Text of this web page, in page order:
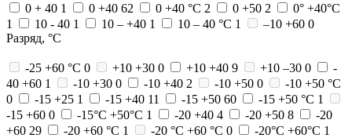
0 + 40 1 0 +40 62 0 +40 °С 2 0 +50 2
0° +40°С
1
10 - 40 1 10 – +40 1 10 – 40 °С 1 –10 +60 0
Разряд, °C
-25 +60 °C 0 +10 +30 0 +10 +40 9 +10 –30 0
-
40 +60 1 -10 +30 0 -10 +40 2 -10 +50 0
-10 +50 °С
0
-15 +25 1 -15 +40 11 -15 +50 60 -15 +50 °С 1
-15 +60 0 -15°С +50°С 1 -20 +40 4 -20 +50 8
-20
+60 29 -20 +60 °С 1 -20 °С +60 °С 0 -20°С +60°С 1